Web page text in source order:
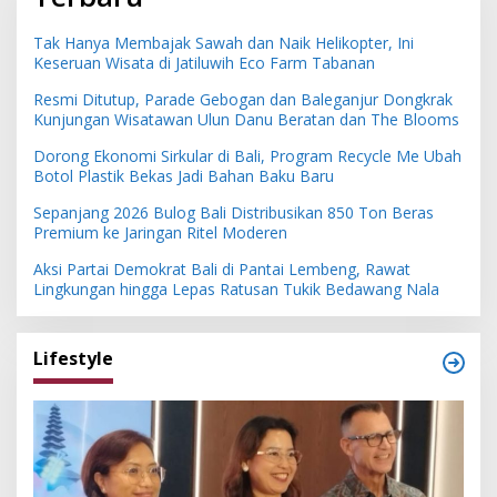
Tak Hanya Membajak Sawah dan Naik Helikopter, Ini
Keseruan Wisata di Jatiluwih Eco Farm Tabanan
Resmi Ditutup, Parade Gebogan dan Baleganjur Dongkrak
Kunjungan Wisatawan Ulun Danu Beratan dan The Blooms
Dorong Ekonomi Sirkular di Bali, Program Recycle Me Ubah
Botol Plastik Bekas Jadi Bahan Baku Baru
Sepanjang 2026 Bulog Bali Distribusikan 850 Ton Beras
Premium ke Jaringan Ritel Moderen
Aksi Partai Demokrat Bali di Pantai Lembeng, Rawat
Lingkungan hingga Lepas Ratusan Tukik Bedawang Nala
Lifestyle